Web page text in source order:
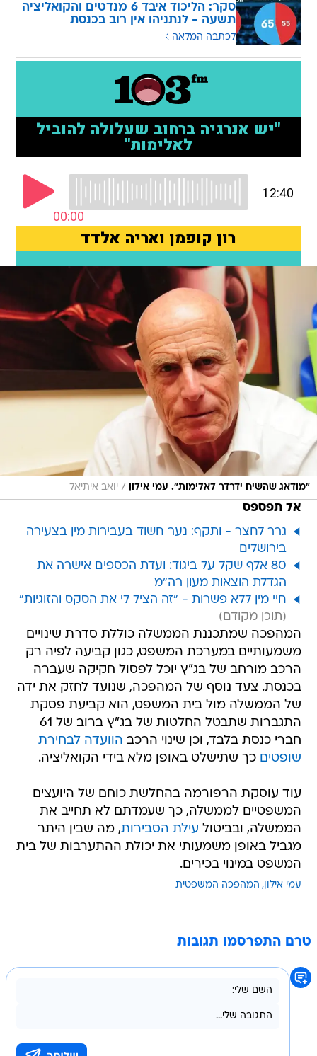
סקר: הליכוד איבד 6 מנדטים והקואליציה
תשעה - לנתניהו אין רוב בכנסת
לכתבה המלאה
"מודאג שהשיח ידרדר לאלימות". עמי אילון / יואב איתיאל
אל תפספס
גרר לחצר - ותקף: נער חשוד בעבירות מין בצעירה
בירושלים
80 אלף שקל על ביגוד: ועדת הכספים אישרה את
הגדלת הוצאות מעון רה"מ
חיי מין ללא פשרות - "זה הציל לי את הסקס והזוגיות"
המהפכה שמתכננת הממשלה כוללת סדרת שינויים
משמעותיים במערכת המשפט, כגון קביעה לפיה רק
הרכב מורחב של בג"ץ יוכל לפסול חקיקה שעברה
בכנסת. צעד נוסף של המהפכה, שנועד לחזק את ידה
של הממשלה מול בית המשפט, הוא קביעת פסקת
התגברות שתבטל החלטות של בג"ץ ברוב של 61
חברי כנסת בלבד, וכן שינוי הרכב הוועדה לבחירת
שופטים כך שתישלט באופן מלא בידי הקואליציה.
עוד עוסקת הרפורמה בהחלשת כוחם של היועצים
המשפטיים לממשלה, כך שעמדתם לא תחייב את
הממשלה, ובביטול עילת הסבירות, מה שבין היתר
מגביל באופן משמעותי את יכולת ההתערבות של בית
המשפט במינוי בכירים.
עמי אילון המהפכה המשפטית
טרם התפרסמו תגובות